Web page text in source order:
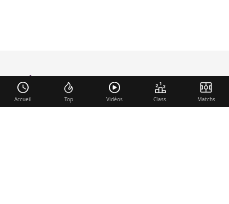
foot-anglais.com
Accueil Top Vidéos Class. Matchs